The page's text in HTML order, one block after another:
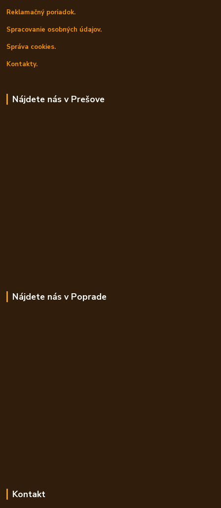
Reklamačný poriadok.
Spracovanie osobných údajov.
Správa cookies.
Kontakty.
Nájdete nás v Prešove
Nájdete nás v Poprade
Kontakt